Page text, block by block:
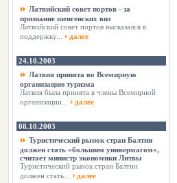
Латвийский совет портов - за
признание шенгенских виз
Латвийский совет портов высказался в
поддержку...
далее
24.10.2003
Латвия принята во Всемирную
организацию туризма
Латвия была принята в члены Всемирной
организации...
далее
08.10.2003
Туристический рынок стран Балтии
должен стать «большим универмагом»,
считает министр экономики Литвы
Туристический рынок стран Балтии
должен стать...
далее